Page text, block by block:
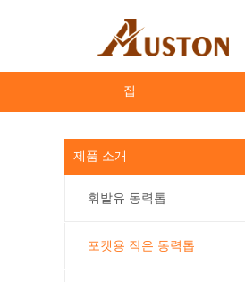
집
제품 소개
휘발유 동력톱
포켓용 작은 동력톱